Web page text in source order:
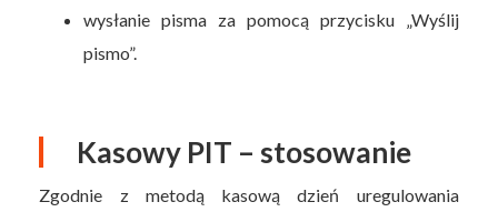
wysłanie pisma za pomocą przycisku „Wyślij
pismo”.
Kasowy PIT – stosowanie
Zgodnie z metodą kasową dzień uregulowania